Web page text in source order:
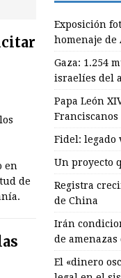
en
de
Exposición
homenaje de
Gaza: 1.254
israelíes del
Papa León
Franciscanos
Fidel: legado
Un proyecto
Registra
de China
Irán
de amenazas
El «dinero